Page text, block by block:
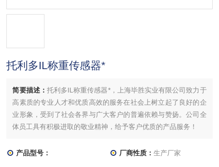
托利多IL称重传感器*
简要描述： 托利多IL称重传感器*，上海毕胜实业有限公司致力于
高素质的专业人才和优质高效的服务在社会上树立起了良好的企
业形象，受到了社会各界与广大客户的普遍依赖与赞扬。公司全
体员工具有积极进取的敬业精神，给予客户优质的产品服务！
产品型号： 厂商性质： 生产厂家